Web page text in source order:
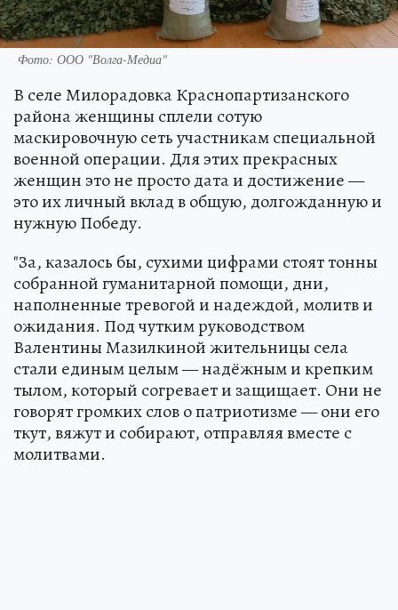
Фото: ООО "Волга-Медиа"
В селе Милорадовка Краснопартизанского
района женщины сплели сотую
маскировочную сеть участникам специальной
военной операции. Для этих прекрасных
женщин это не просто дата и достижение —
это их личный вклад в общую, долгожданную и
нужную Победу.
"За, казалось бы, сухими цифрами стоят тонны
собранной гуманитарной помощи, дни,
наполненные тревогой и надеждой, молитв и
ожидания. Под чутким руководством
Валентины Мазилкиной жительницы села
стали единым целым — надёжным и крепким
тылом, который согревает и защищает. Они не
говорят громких слов о патриотизме — они его
ткут, вяжут и собирают, отправляя вместе с
молитвами.